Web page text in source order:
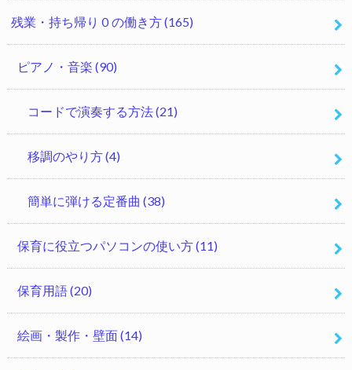
残業・持ち帰り０の働き方(165)
ピアノ・音楽 (90)
コードで演奏する方法(21)
移調のやり方(4)
簡単に弾ける定番曲 (38)
保育に役立つパソコンの使い方(11)
保育用語(20)
絵画・製作・壁面(14)